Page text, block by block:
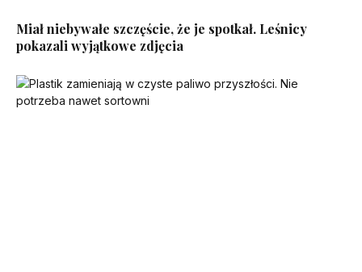
Miał niebywałe szczęście, że je spotkał. Leśnicy
pokazali wyjątkowe zdjęcia